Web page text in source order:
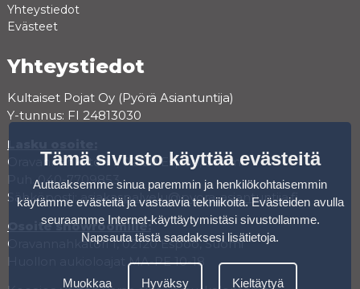
Yhteystiedot
Evästeet
Yhteystiedot
Kultaiset Pojat Oy (Pyörä Asiantuntija)
Y-tunnus: FI 24813030
Lasku osoite:
Oravannahkatori 1, 02120 Espoo, Suomi
Puh. 040-7709853
Sähköposti:asiakaspalvelu@pyora-asiantuntija.fi
Osoite showroomille:
Oravannahkatori 1, 02120 Espoo, Suomi
Huollon aukioloajat MA-PE 10-18
Tämä sivusto käyttää evästeitä
Auttaaksemme sinua paremmin ja henkilökohtaisemmin
käytämme evästeitä ja vastaavia tekniikoita. Evästeiden avulla
seuraamme Internet-käyttäytymistäsi sivustollamme.
Napsauta tästä saadaksesi lisätietoja.
Muokkaa Hyväksy Kieltäytyä